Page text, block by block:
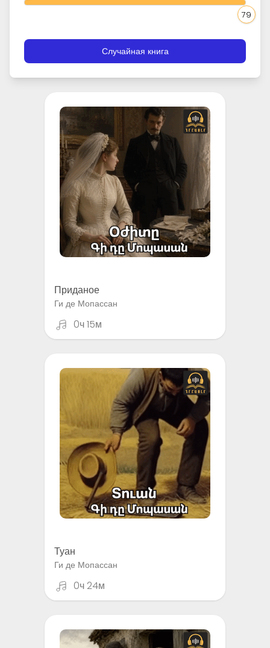
79
Случайная книга
Приданое
Ги де Мопассан
0ч 15м
Туан
Ги де Мопассан
0ч 24м